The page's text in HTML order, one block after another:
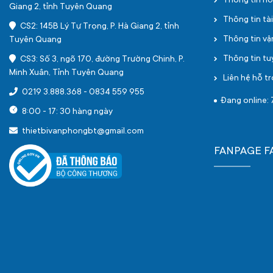
Giang 2, tỉnh Tuyên Quang
CS2: 145B Lý Tự Trọng, P. Hà Giang 2, tỉnh
Tuyên Quang
CS3: Số 3, ngõ 170, đường Trường Chinh, P.
Minh Xuân, Tỉnh Tuyên Quang
0219 3.888.368 - 0834 559 955
8:00 - 17: 30 hàng ngày
thietbivanphongbt@gmail.com
Thông tin
Thông tin
Thông tin
Liên hệ hỗ
Đang online:
FANPAGE